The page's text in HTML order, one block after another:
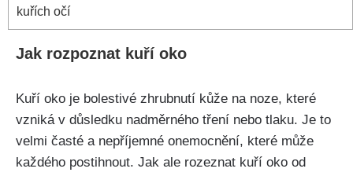
kuřích očí
Jak ⁣rozpoznat kuří oko
Kuří oko‍ je bolestivé zhrubnutí kůže na noze, které
vzniká v‌ důsledku⁢ nadměrného tření nebo tlaku. Je to
‍velmi časté a‌ nepříjemné onemocnění, které může
⁢každého ⁣postihnout. Jak ale rozeznat kuří oko od